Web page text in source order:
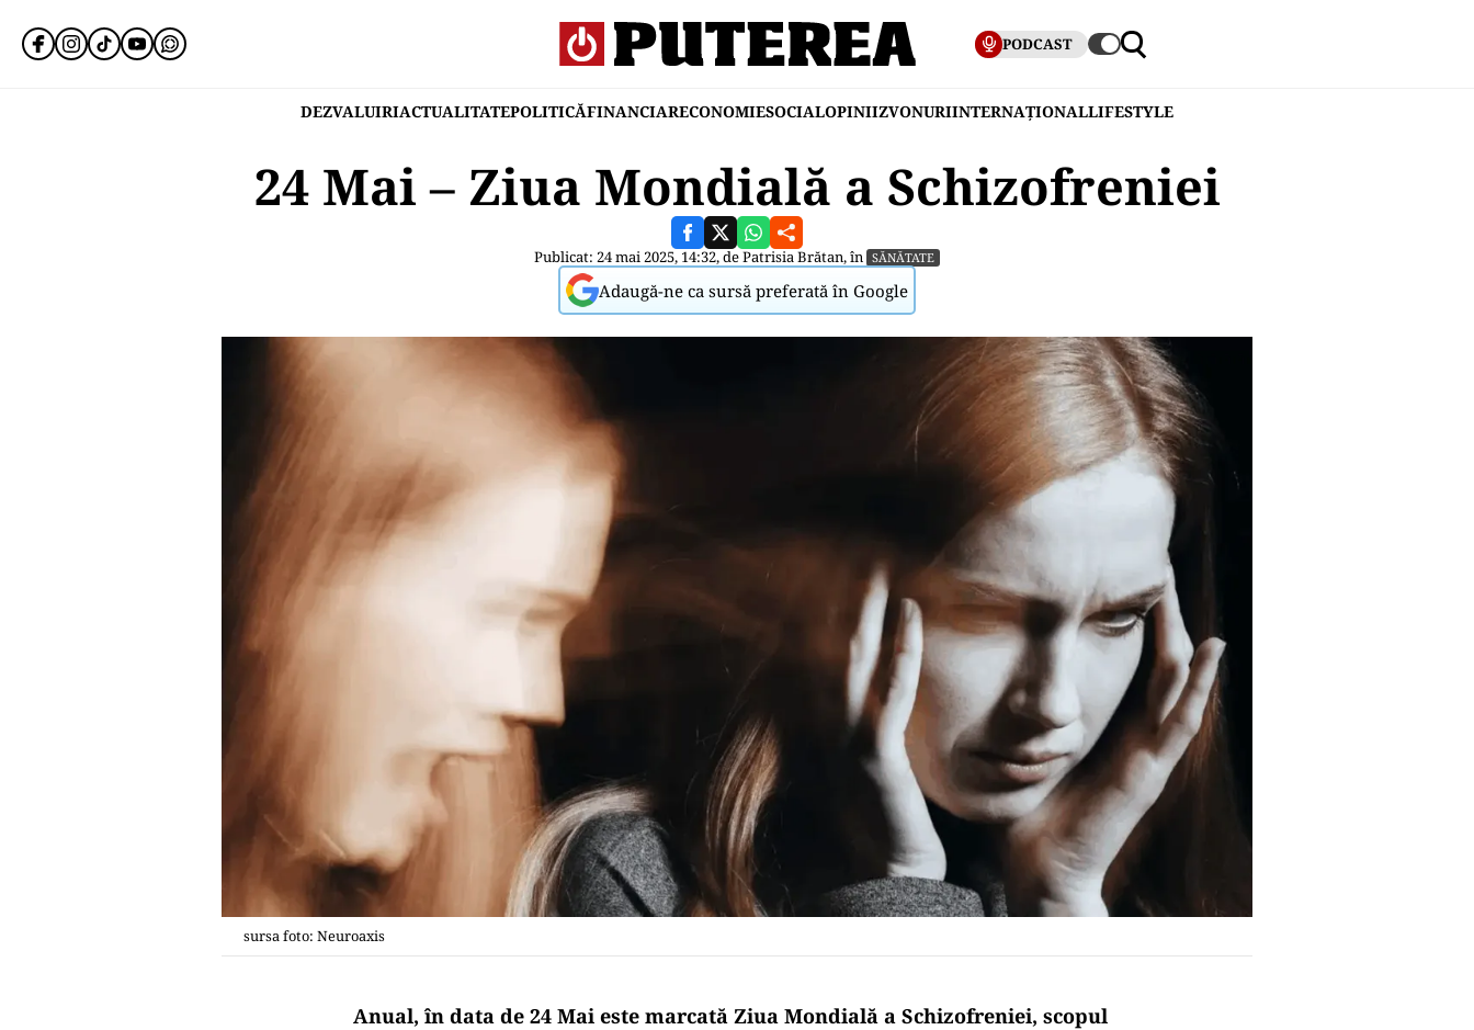
PODCAST
DEZVALUIRIACTUALITATEPOLITICĂFINANCIARECONOMIESOCIALOPINIIZVONURIINTERNAȚIONALLIFESTYLE
24 Mai – Ziua Mondială a Schizofreniei
Publicat: 24 mai 2025, 14:32, dePatrisia Brătan, în SĂNĂTATE
Adaugă-ne ca sursă preferată în Google
sursa foto: Neuroaxis
Anual, în data de 24 Mai este marcată Ziua Mondială a Schizofreniei, scopul